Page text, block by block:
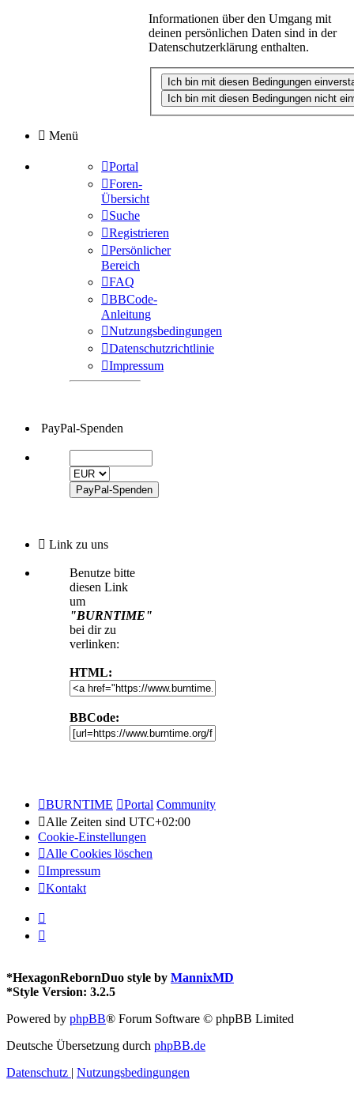
Informationen über den Umgang mit
deinen persönlichen Daten sind in der
Datenschutzerklärung enthalten.
Menü
Portal
Foren-
Übersicht
Suche
Registrieren
Persönlicher
Bereich
FAQ
BBCode-
Anleitung
Nutzungsbedingungen
Datenschutzrichtlinie
Impressum
PayPal-Spenden
Link zu uns
Benutze bitte
diesen Link
um
"BURNTIME"
bei dir zu
verlinken:
HTML:
BBCode:
BURNTIME Portal Community
Alle Zeiten sind UTC+02:00
Cookie-Einstellungen
Alle Cookies löschen
Impressum
Kontakt
*HexagonRebornDuo style by MannixMD
*Style Version: 3.2.5
Powered by phpBB® Forum Software © phpBB Limited
Deutsche Übersetzung durch phpBB.de
Datenschutz | Nutzungsbedingungen